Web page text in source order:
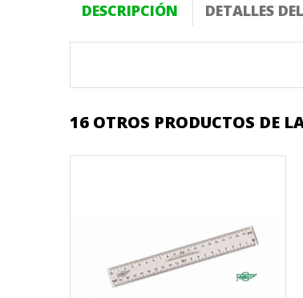
DESCRIPCIÓN DETALLES
16 OTROS PRODUCTOS DE